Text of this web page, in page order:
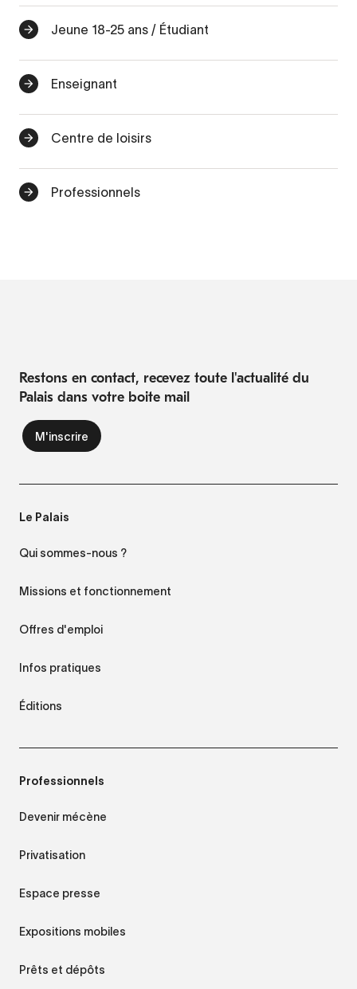
Jeune 18-25 ans / Étudiant
Enseignant
Centre de loisirs
Professionnels
Restons en contact, recevez toute l'actualité du
Palais dans votre boite mail
Le Palais
Qui sommes-nous ?
Missions et fonctionnement
Offres d'emploi
Infos pratiques
Éditions
Professionnels
Devenir mécène
Privatisation
Espace presse
Expositions mobiles
Prêts et dépôts